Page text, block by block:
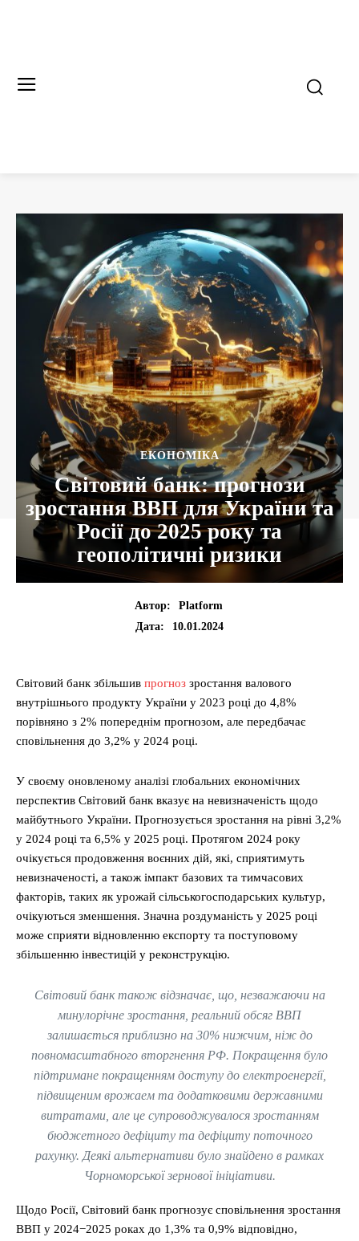
ЕКОНОМІКА
Світовий банк: прогнози
зростання ВВП для України та
Росії до 2025 року та
геополітичні ризики
Автор:
Platform
Дата:
10.01.2024
Світовий банк збільшив прогноз зростання валового
внутрішнього продукту України у 2023 році до 4,8%
порівняно з 2% попереднім прогнозом, але передбачає
сповільнення до 3,2% у 2024 році.
У своєму оновленому аналізі глобальних економічних
перспектив Світовий банк вказує на невизначеність щодо
майбутнього України. Прогнозується зростання на рівні 3,2%
у 2024 році та 6,5% у 2025 році. Протягом 2024 року
очікується продовження воєнних дій, які, сприятимуть
невизначеності, а також імпакт базових та тимчасових
факторів, таких як урожай сільськогосподарських культур,
очікуються зменшення. Значна роздуманість у 2025 році
може сприяти відновленню експорту та поступовому
збільшенню інвестицій у реконструкцію.
Світовий банк також відзначає, що, незважаючи на
минулорічне зростання, реальний обсяг ВВП
залишається приблизно на 30% нижчим, ніж до
повномасштабного вторгнення РФ. Покращення було
підтримане покращенням доступу до електроенергії,
підвищеним врожаем та додатковими державними
витратами, але це супроводжувалося зростанням
бюджетного дефіциту та дефіциту поточного
рахунку. Деякі альтернативи було знайдено в рамках
Чорноморської зернової ініціативи.
Щодо Росії, Світовий банк прогнозує сповільнення зростання
ВВП у 2024−2025 роках до 1,3% та 0,9% відповідно,